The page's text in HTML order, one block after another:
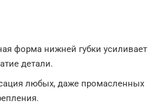
форма нижней губки усиливает
детали.
любых, даже промасленных